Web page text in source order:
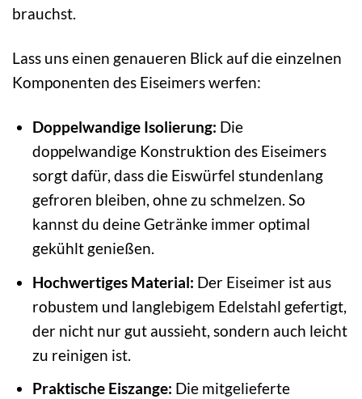
brauchst.
Lass uns einen genaueren Blick auf die einzelnen
Komponenten des Eiseimers werfen:
Doppelwandige Isolierung: Die
doppelwandige Konstruktion des Eiseimers
sorgt dafür, dass die Eiswürfel stundenlang
gefroren bleiben, ohne zu schmelzen. So
kannst du deine Getränke immer optimal
gekühlt genießen.
Hochwertiges Material: Der Eiseimer ist aus
robustem und langlebigem Edelstahl gefertigt,
der nicht nur gut aussieht, sondern auch leicht
zu reinigen ist.
Praktische Eiszange: Die mitgelieferte